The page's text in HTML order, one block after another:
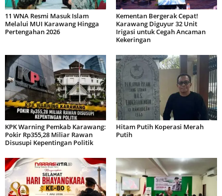
11 WNA Resmi Masuk Islam
Melalui MUI Karawang Hingga
Pertengahan 2026
Kementan Bergerak Cepat!
Karawang Diguyur 32 Unit
Irigasi untuk Cegah Ancaman
Kekeringan
KPK Warning Pemkab Karawang:
Pokir Rp355,28 Miliar Rawan
Disusupi Kepentingan Politik
Hitam Putih Koperasi Merah
Putih